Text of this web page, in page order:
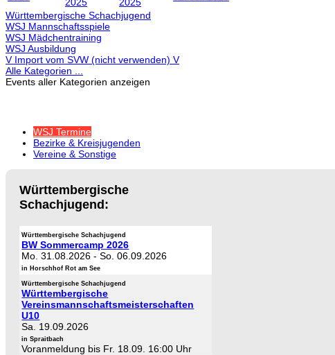
Württembergische Schachjugend
WSJ Mannschaftsspiele
WSJ Mädchentraining
WSJ Ausbildung
V Import vom SVW (nicht verwenden) V
Alle Kategorien ...
Events aller Kategorien anzeigen
WSJ Termine
Bezirke & Kreisjugenden
Vereine & Sonstige
Württembergische
Schachjugend:
Württembergische Schachjugend
BW Sommercamp 2026
Mo. 31.08.2026 -So. 06.09.2026
in Horschhof Rot am See
Württembergische Schachjugend
Württembergische
Vereinsmannschaftsmeisterschaften
U10
Sa. 19.09.2026
in Spraitbach
Voranmeldung bis Fr. 18.09. 16:00 Uhr